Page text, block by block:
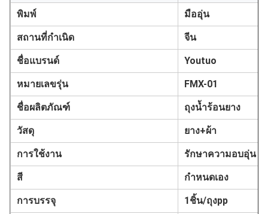
พิมพ์ มืออุ่น
สถานที่กำเนิด จีน
ชื่อแบรนด์ Youtuo
หมายเลขรุ่น FMX-01
ชื่อผลิตภัณฑ์ ถุงน้ำร้อนยาง
วัสดุ ยาง+ผ้า
การใช้งาน รักษาความอบอุ่น
สี กำหนดเอง
การบรรจุ 1ชิ้น/ถุงpp